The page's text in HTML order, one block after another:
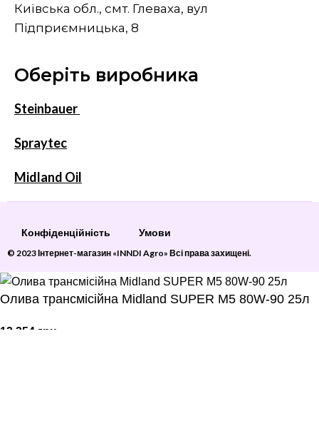
Київська обл., смт. Глеваха, вул
Підприємницька, 8
Оберіть виробника
Steinbauer
Spraytec
Midland Oil
Конфіденційність Умови
© 2023 Інтернет-магазин «INNDI Agro» Всі права захищені.
Олива трансмісійна Midland SUPER M5 80W-90 25л
12 354 грн